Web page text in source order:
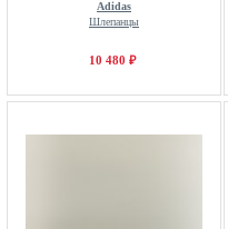
Adidas
Шлепанцы
10 480 ₽